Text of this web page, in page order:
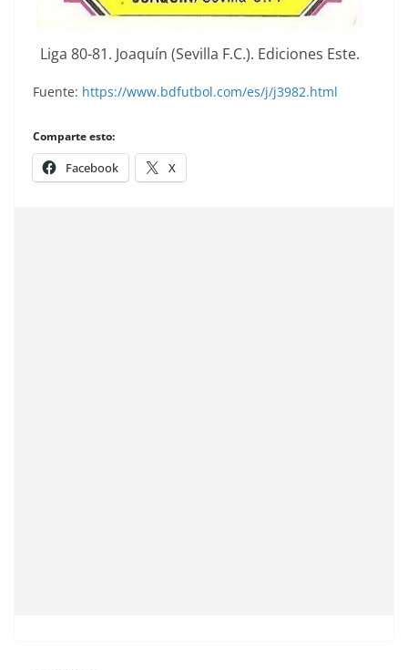
Liga 80-81. Joaquín (Sevilla F.C.). Ediciones Este.
Fuente: https://www.bdfutbol.com/es/j/j3982.html
Comparte esto:
Facebook X